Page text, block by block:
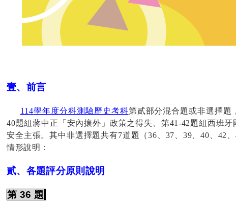
壹、前言
114學年度分科測驗歷史考科第貳部分混合題或非選擇題
40題組蔣中正「安內攘外」政策之得失、第41-42題組西班牙
安全主張。其中非選擇題共有7道題（36 37 39 、40 42
情形說明：
貳、各題評分原則 說明
第 36 題